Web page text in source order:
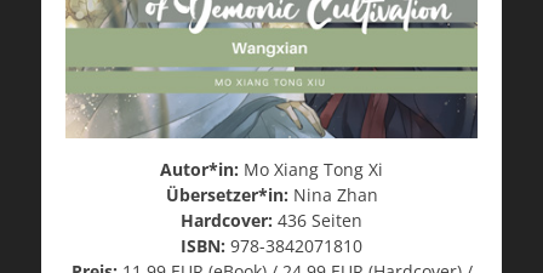
Autor*in: Mo Xiang Tong Xi
Übersetzer*in: Nina Zhan
Hardcover: 436 Seiten
ISBN: 978-3842071810